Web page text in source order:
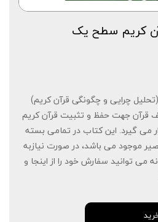
کریم سطح یک
چرایی و چگونگی قرآن کریم)
جهت حفظ و تثبیت قرآن کریم
می گیرد. این کتاب در تمامی بسته
موجود می باشد، در صورت نیازبه
می توانید سفارش خود را از اینجا و